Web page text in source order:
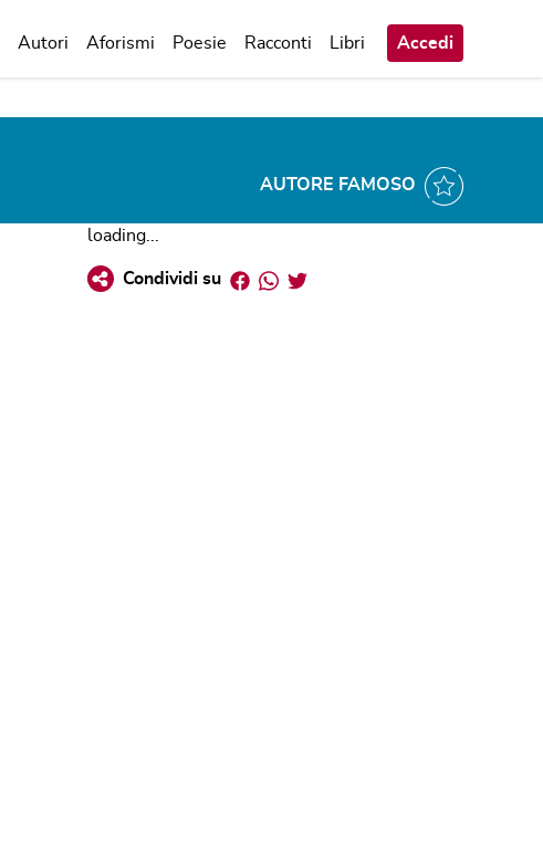
Autori Aforismi Poesie Racconti Libri Accedi
AUTORE FAMOSO
loading...
Condividi su Facebook
Whatsapp
Twitter